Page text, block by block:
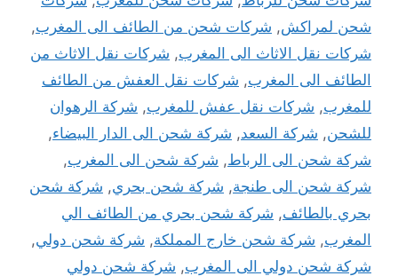
شحن لمراكش, شركات شحن من الطائف الى المغرب,
شركات نقل الاثاث الى المغرب, شركات نقل الاثاث من
الطائف الى المغرب, شركات نقل العفش من الطائف
للمغرب, شركات نقل عفش للمغرب, شركة الرهوان
للشحن, شركة السعد, شركة شحن الى الدار البيضاء,
شركة شحن الى الرباط, شركة شحن الى المغرب,
شركة شحن الى طنجة, شركة شحن بحري, شركة شحن
بحري بالطائف, شركة شحن بحري من الطائف الي
المغرب, شركة شحن خارج المملكة, شركة شحن دولي,
شركة شحن دولي الى المغرب, شركة شحن دولي